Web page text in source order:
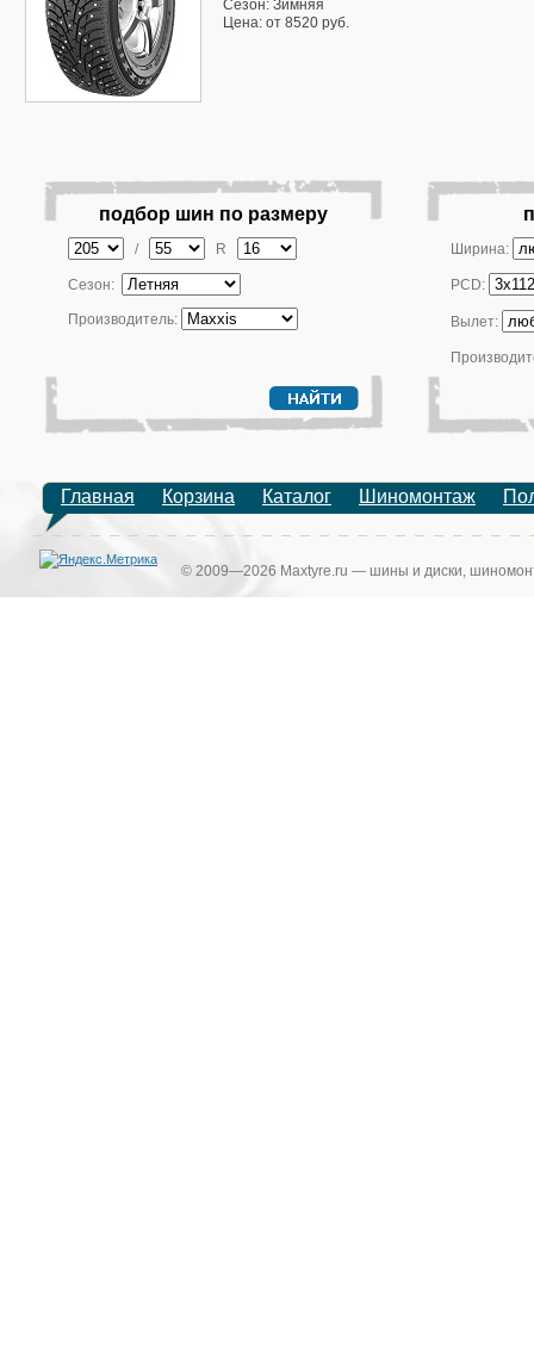
Сезон: Зимняя
Цена: от 8520 руб.
подбор шин по размеру
/ R
Сезон:
Производитель:
Ширина:
PCD:
Вылет:
Главная Корзина Каталог Шиномонтаж
© 2009—2026 Maxtyre.ru — шины и диски,